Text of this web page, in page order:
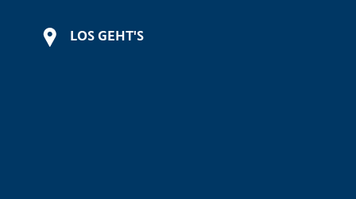
LOS GEHT'S